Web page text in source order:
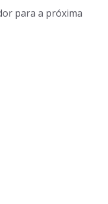
para a próxima